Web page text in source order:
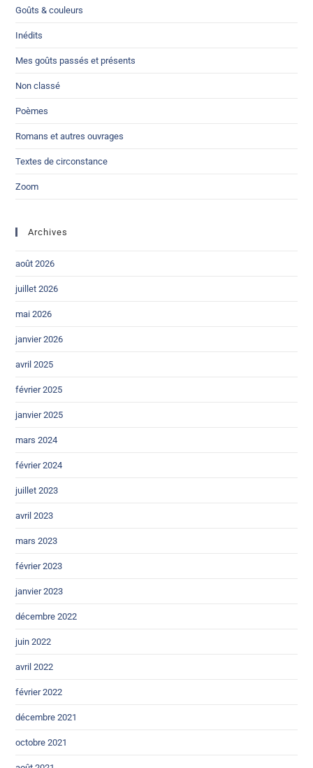
Goûts & couleurs
Inédits
Mes goûts passés et présents
Non classé
Poèmes
Romans et autres ouvrages
Textes de circonstance
Zoom
Archives
août 2026
juillet 2026
mai 2026
janvier 2026
avril 2025
février 2025
janvier 2025
mars 2024
février 2024
juillet 2023
avril 2023
mars 2023
février 2023
janvier 2023
décembre 2022
juin 2022
avril 2022
février 2022
décembre 2021
octobre 2021